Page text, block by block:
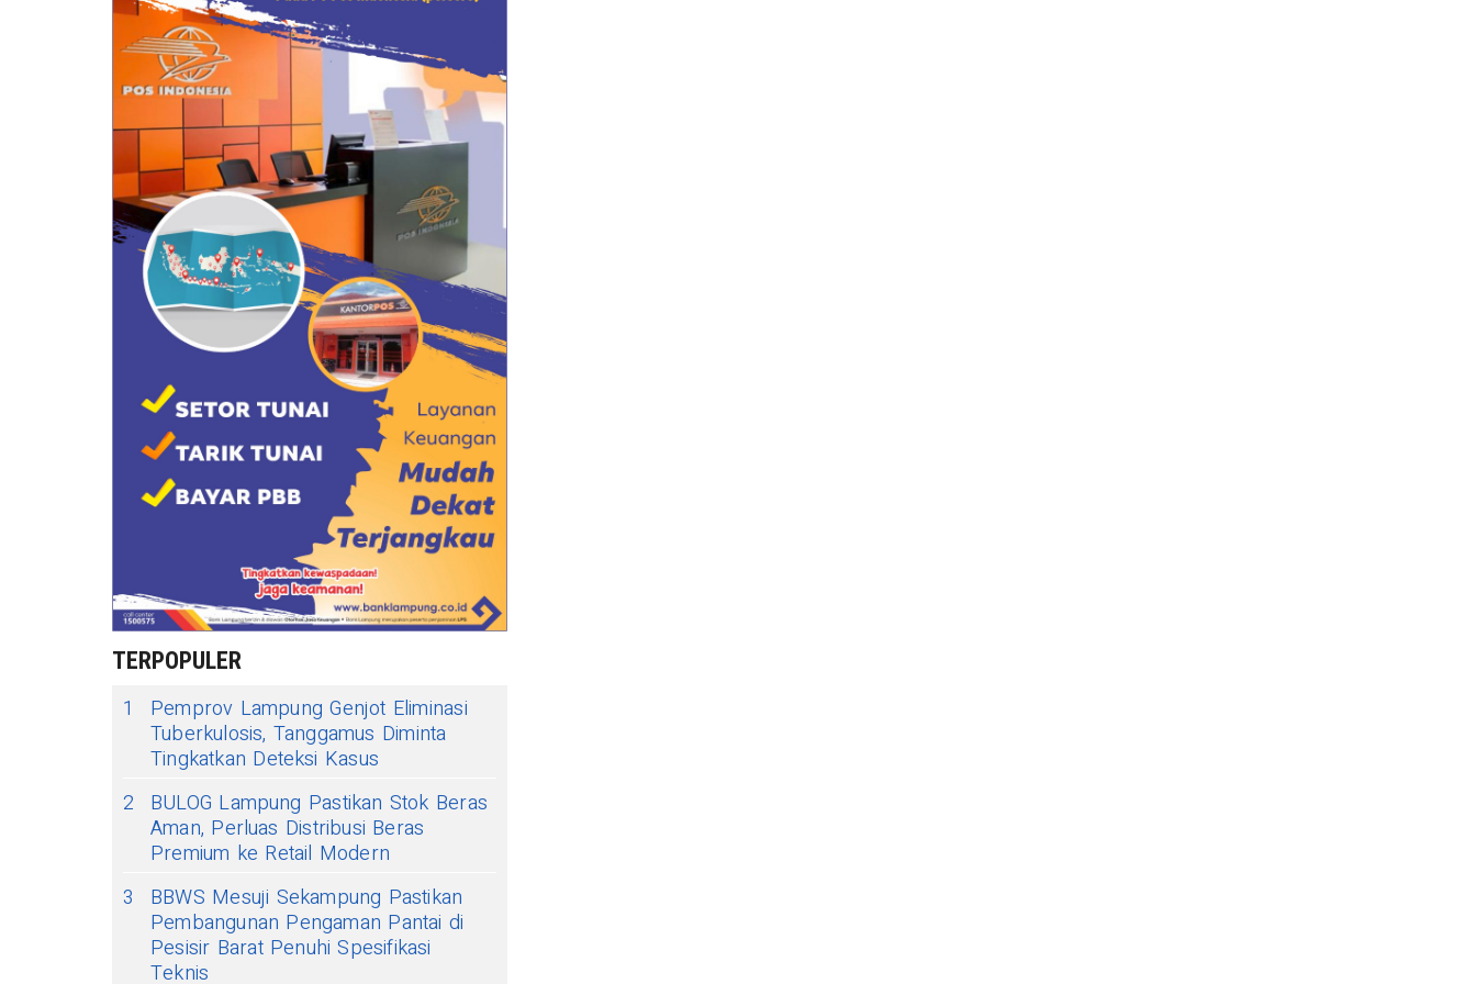
TERPOPULER
1
Pemprov Lampung Genjot Eliminasi
Tuberkulosis, Tanggamus Diminta
Tingkatkan Deteksi Kasus
2
BULOG Lampung Pastikan Stok Beras
Aman, Perluas Distribusi Beras
Premium ke Retail Modern
3
BBWS Mesuji Sekampung Pastikan
Pembangunan Pengaman Pantai di
Pesisir Barat Penuhi Spesifikasi
Teknis